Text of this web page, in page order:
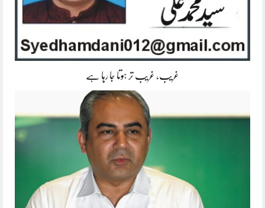
غریب، غریب تر ہوتا جا رہا ہے